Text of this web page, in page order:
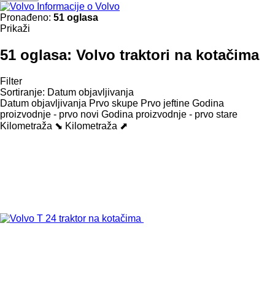
Informacije o Volvo
Pronađeno: 51 oglasa
Prikaži
51 oglasa: Volvo traktori na kotačima
Filter
Sortiranje: Datum objavljivanja
Datum objavljivanja Prvo skupe Prvo jeftine Godina
proizvodnje - prvo novi Godina proizvodnje - prvo stare
Kilometraža ⬊ Kilometraža ⬈